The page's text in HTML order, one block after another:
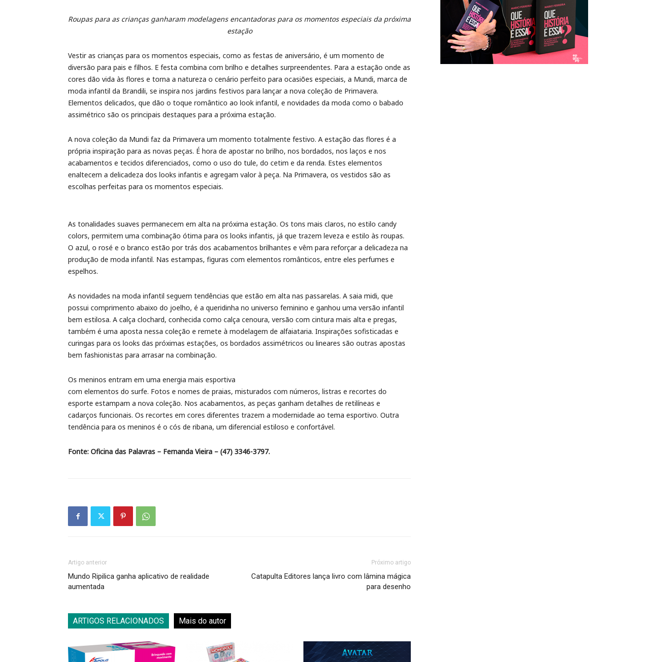
Roupas para as crianças ganharam modelagens encantadoras para os momentos especiais da próxima
estação
Vestir as crianças para os momentos especiais, como as festas de aniversário, é um momento de
diversão para pais e filhos. E festa combina com brilho e detalhes surpreendentes. Para a estação onde as
cores dão vida às flores e torna a natureza o cenário perfeito para ocasiões especiais, a Mundi, marca de
moda infantil da Brandili, se inspira nos jardins festivos para lançar a nova coleção de Primavera.
Elementos delicados, que dão o toque romântico ao look infantil, e novidades da moda como o babado
assimétrico são os principais destaques para a próxima estação.
A nova coleção da Mundi faz da Primavera um momento totalmente festivo. A estação das flores é a
própria inspiração para as novas peças. É hora de apostar no brilho, nos bordados, nos laços e nos
acabamentos e tecidos diferenciados, como o uso do tule, do cetim e da renda. Estes elementos
enaltecem a delicadeza dos looks infantis e agregam valor à peça. Na Primavera, os vestidos são as
escolhas perfeitas para os momentos especiais.
As tonalidades suaves permanecem em alta na próxima estação. Os tons mais claros, no estilo candy
colors, permitem uma combinação ótima para os looks infantis, já que trazem leveza e estilo às roupas.
O azul, o rosé e o branco estão por trás dos acabamentos brilhantes e vêm para reforçar a delicadeza na
produção de moda infantil. Nas estampas, figuras com elementos românticos, entre eles perfumes e
espelhos.
As novidades na moda infantil seguem tendências que estão em alta nas passarelas. A saia midi, que
possui comprimento abaixo do joelho, é a queridinha no universo feminino e ganhou uma versão infantil
bem estilosa. A calça clochard, conhecida como calça cenoura, versão com cintura mais alta e pregas,
também é uma aposta nessa coleção e remete à modelagem de alfaiataria. Inspirações sofisticadas e
curingas para os looks das próximas estações, os bordados assimétricos ou lineares são outras apostas
bem fashionistas para arrasar na combinação.
Os meninos entram em uma energia mais esportiva
com elementos do surfe. Fotos e nomes de praias, misturados com números, listras e recortes do
esporte estampam a nova coleção. Nos acabamentos, as peças ganham detalhes de retilíneas e
cadarços funcionais. Os recortes em cores diferentes trazem a modernidade ao tema esportivo. Outra
tendência para os meninos é o cós de ribana, um diferencial estiloso e confortável.
Fonte: Oficina das Palavras – Fernanda Vieira – (47) 3346-3797.
Artigo anterior
Mundo Ripilica ganha aplicativo de realidade
aumentada
Próximo artigo
Catapulta Editores lança livro com lâmina mágica
para desenho
ARTIGOS RELACIONADOS Mais do autor